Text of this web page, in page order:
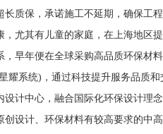
保，承诺施工不延期，确保工
其有儿童的家庭，在上海地区提
早年便在全球采购高品质环保材料
系统)，通过科技提升服务品质和
计中心，融合国际化环保设计理念
计、环保材料有较高要求的中高